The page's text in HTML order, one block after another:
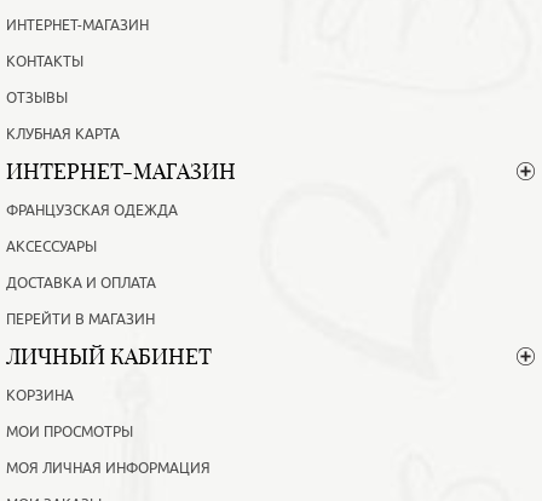
ИНТЕРНЕТ-МАГАЗИН
КОНТАКТЫ
ОТЗЫВЫ
КЛУБНАЯ КАРТА
ИНТЕРНЕТ-МАГАЗИН
ФРАНЦУЗСКАЯ ОДЕЖДА
АКСЕССУАРЫ
ДОСТАВКА И ОПЛАТА
ПЕРЕЙТИ В МАГАЗИН
ЛИЧНЫЙ КАБИНЕТ
КОРЗИНА
МОИ ПРОСМОТРЫ
МОЯ ЛИЧНАЯ ИНФОРМАЦИЯ